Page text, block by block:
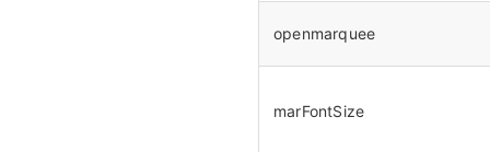
openmarquee
marFontSize